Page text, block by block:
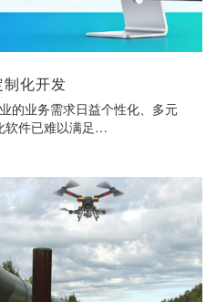
化开发
的业务需求日益个性化、多元
软件已难以满足…